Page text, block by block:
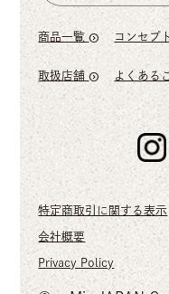
商品一覧expand_circle_right コンセプ
取扱店舗expand_circle_right よくある
特定商取引に関する表示
会社概要
Privacy Policy